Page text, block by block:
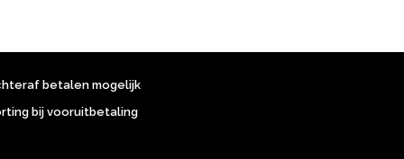
betalen mogelijk
bij vooruitbetaling